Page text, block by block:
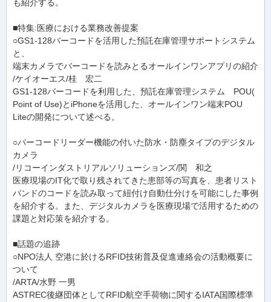
も紹介する。
■特集:医療における業務改善提案
○GS1-128バーコードを活用した預託在庫管理サポートシステム
と、
端末カメラでバーコードを読みとるオールインワンアプリの紹介
/ケイオーエス/桂 宏二
GS1-128バーコードを利用した、預託在庫管理システム POU(
Point of Use)とiPhoneを活用した、オールインワン端末POU
Liteの開発について述べる。
○バーコードリーダー機能の付いた防水・防塵タイプのデジタル
カメラ
/リコーインダストリアルソリューションズ/関 和之
医療現場のIT化で取り残されてきた患部等の写真を、患者リスト
バンドのコードを読み取って紐付け自動仕分けを可能にした事例
を紹介する。また、デジタルカメラを医療現場で活用するための
課題と対応策を紹介する。
■話題の追跡
○NPO法人 空港に於けるRFID技術普及促進連絡会の活動概要に
ついて
/ARTA/水野 一男
ASTREC後継団体としてRFID航空手荷物に関するIATA国際標準